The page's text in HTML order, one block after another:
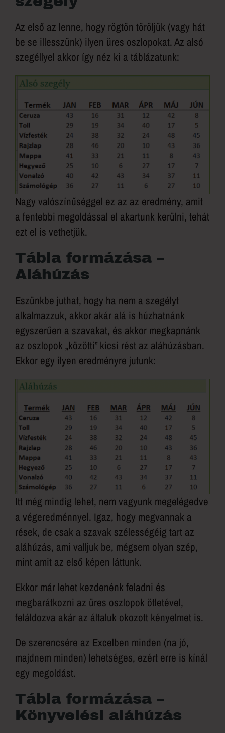
Az első az lenne, hogy rögtön töröljük (vagy hát
be se illesszünk) ilyen üres oszlopokat. Az alsó
szegéllyel akkor így néz ki a táblázatunk:
Nagy valószínűséggel ez az az eredmény, amit
a fentebbi megoldással el akartunk kerülni, tehát
ezt el is vethetjük.
Tábla formázása –
Aláhúzás
Eszünkbe juthat, hogy ha nem a szegélyt
alkalmazzuk, akkor akár alá is húzhatnánk
egyszerűen a szavakat, és akkor megkapnánk
az oszlopok „közötti” kicsi rést az aláhúzásban.
Ekkor egy ilyen eredményre jutunk:
Itt még mindig lehet, nem vagyunk megelégedve
a végeredménnyel. Igaz, hogy megvannak a
rések, de csak a szavak szélességéig tart az
aláhúzás, ami valljuk be, mégsem olyan szép,
mint amit az első képen láttunk.
Ekkor már lehet kezdenénk feladni és
megbarátkozni az üres oszlopok ötletével,
feláldozva akár az általuk okozott kényelmet is.
De szerencsére az Excelben minden (na jó,
majdnem minden) lehetséges, ezért erre is kínál
egy megoldást.
Tábla formázása –
Könyvelési aláhúzás